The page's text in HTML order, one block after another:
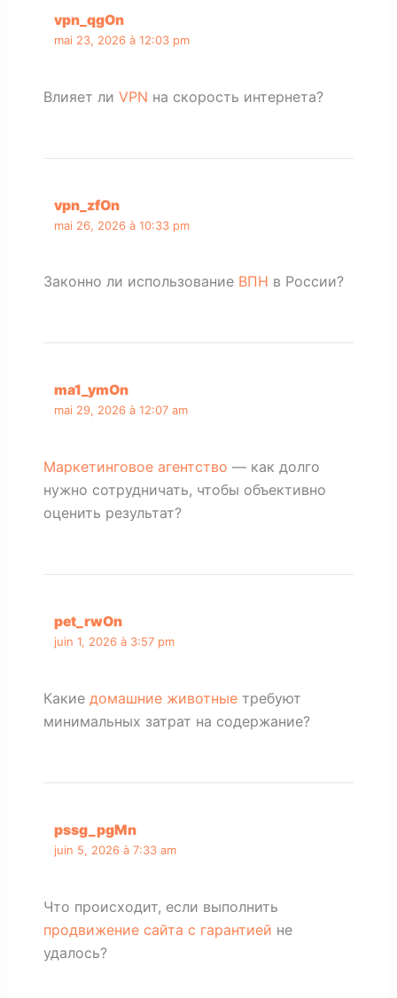
vpn_qgOn
mai 23, 2026 à 12:03 pm
Влияет ли VPN на скорость интернета?
vpn_zfOn
mai 26, 2026 à 10:33 pm
Законно ли использование ВПН в России?
ma1_ymOn
mai 29, 2026 à 12:07 am
Маркетинговое агентство — как долго
нужно сотрудничать, чтобы объективно
оценить результат?
pet_rwOn
juin 1, 2026 à 3:57 pm
Какие домашние животныетребуют
минимальных затрат на содержание?
pssg_pgMn
juin 5, 2026 à 7:33 am
Что происходит, если выполнить
продвижение сайта с гарантией не
удалось?